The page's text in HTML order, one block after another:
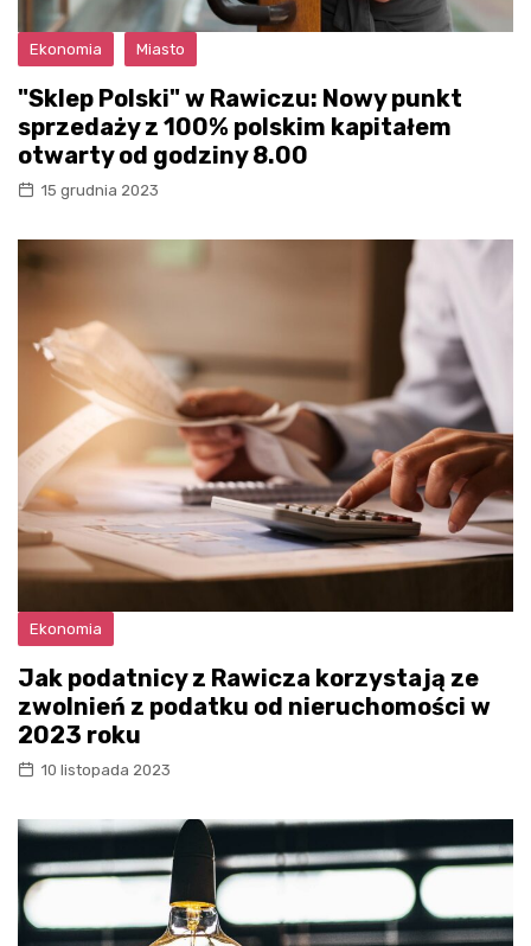
Ekonomia Miasto
"Sklep Polski" w Rawiczu: Nowy punkt
sprzedaży z 100% polskim kapitałem
otwarty od godziny 8.00
15 grudnia 2023
Ekonomia
Jak podatnicy z Rawicza korzystają ze
zwolnień z podatku od nieruchomości w
2023 roku
10 listopada 2023